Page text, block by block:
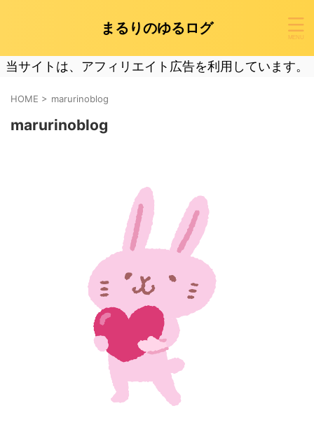
まるりのゆるログ
当サイトは、アフィリエイト広告を利用しています。
HOME > marurinoblog
marurinoblog